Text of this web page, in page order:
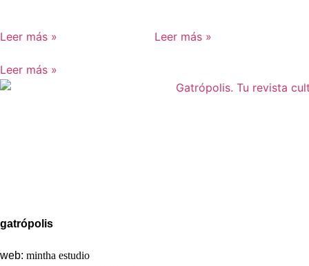
Leer más » Leer más »
Leer más »
gatrópolis
web: mintha estudio